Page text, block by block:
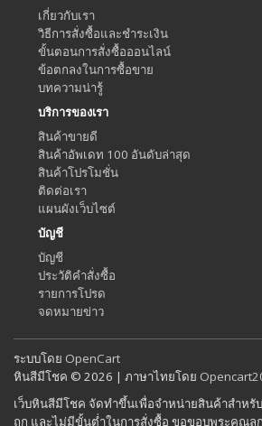
เกี่ยวกับเรา
วิธีการสั่งซื้อและชำระเงิน
ขั้นตอนการสั่งซื้อออนไลน์
ข้อตกลงในการซื้อขาย
บทความน่ารู้
บริการของเรา
สินค้าขายดี
สินค้าอัพเดท 100 อันดับล่าสุด
สินค้าโปรโมชั่น
ติดต่อเรา
แผนผังเว็บไซต์
บัญชี
บัญชี
ประวัติคำสั่งซื้อ
รายการโปรด
จดหมายข่าว
ระบบโดย OpenCart
หินสีมีโชค © 2026 | ภาษาไทยโดย
เว็บหินสีมีโชค จัดทำขึ้นเพื่อจำหน่ายสินค้าสำหรั
ถูก และไม่มีขั้นต่ำในการสั่งซื้อ ขอขอบพระคุณลู